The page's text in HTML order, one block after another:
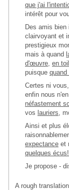
que j'ai
intérêt pour
Des amis
clairvoyant et
prestigieux
mais à quand
d'œuvre en
puisque
Certes ni
enfin nous
néfastement
vos lauriers ,
Ainsi et plus
expectance et
quelques écus!
Je propose -
A rough